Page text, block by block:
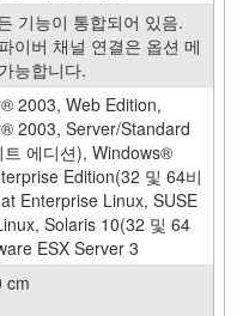
기능이 통합되어 있음.
이버 채널 연결은 옵션 메
능합니다.
2003, Web Edition,
2003, Server/Standard
에디션), Windows®
Edition(32 및 64비
Enterprise Linux, SUSE
Solaris 10(32 및 64
ESX Server 3
cm